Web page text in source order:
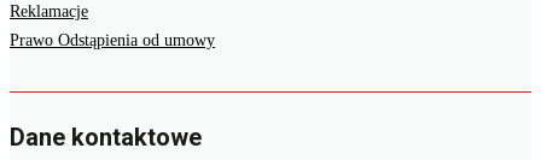
Reklamacje
Prawo Odstąpienia od umowy
Dane kontaktowe